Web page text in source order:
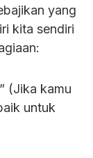
yang
kita sendiri
(Jika kamu
untuk